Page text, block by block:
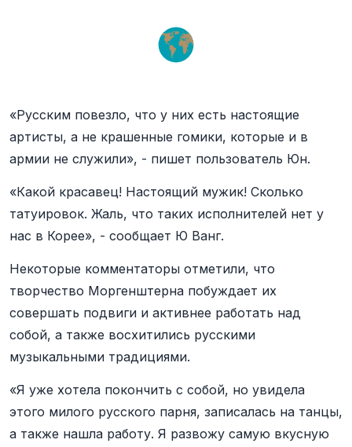
«Русским повезло, что у них есть настоящие
артисты, а не крашенные гомики, которые и в
армии не служили», - пишет пользователь Юн.
«Какой красавец! Настоящий мужик! Сколько
татуировок. Жаль, что таких исполнителей нет у
нас в Корее», - сообщает Ю Ванг.
Некоторые комментаторы отметили, что
творчество Моргенштерна побуждает их
совершать подвиги и активнее работать над
собой, а также восхитились русскими
музыкальными традициями.
«Я уже хотела покончить с собой, но увидела
этого милого русского парня, записалась на танцы,
а также нашла работу. Я развожу самую вкусную